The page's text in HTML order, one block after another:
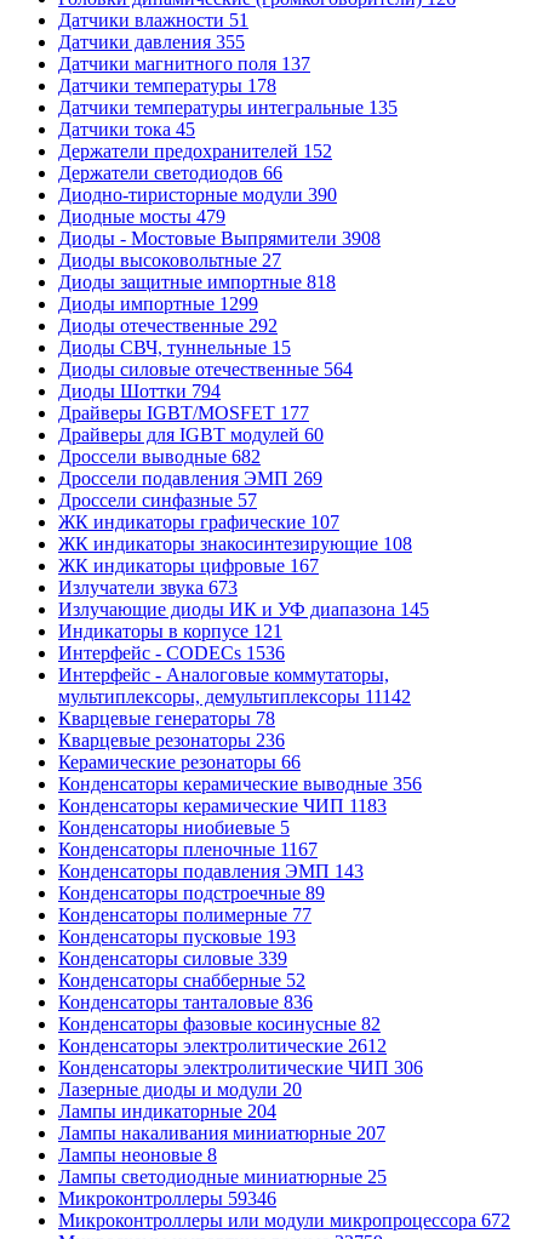
Датчики влажности 51
Датчики давления 355
Датчики магнитного поля 137
Датчики температуры 178
Датчики температуры интегральные 135
Датчики тока 45
Держатели предохранителей 152
Держатели светодиодов 66
Диодно-тиристорные модули 390
Диодные мосты 479
Диоды - Мостовые Выпрямители 3908
Диоды высоковольтные 27
Диоды защитные импортные 818
Диоды импортные 1299
Диоды отечественные 292
Диоды СВЧ, туннельные 15
Диоды силовые отечественные 564
Диоды Шоттки 794
Драйверы IGBT/MOSFET 177
Драйверы для IGBT модулей 60
Дроссели выводные 682
Дроссели подавления ЭМП 269
Дроссели синфазные 57
ЖК индикаторы графические 107
ЖК индикаторы знакосинтезирующие 108
ЖК индикаторы цифровые 167
Излучатели звука 673
Излучающие диоды ИК и УФ диапазона 145
Индикаторы в корпусе 121
Интерфейс - CODECs 1536
Интерфейс - Аналоговые коммутаторы,
мультиплексоры, демультиплексоры 11142
Кварцевые генераторы 78
Кварцевые резонаторы 236
Керамические резонаторы 66
Конденсаторы керамические выводные 356
Конденсаторы керамические ЧИП 1183
Конденсаторы ниобиевые 5
Конденсаторы пленочные 1167
Конденсаторы подавления ЭМП 143
Конденсаторы подстроечные 89
Конденсаторы полимерные 77
Конденсаторы пусковые 193
Конденсаторы силовые 339
Конденсаторы снабберные 52
Конденсаторы танталовые 836
Конденсаторы фазовые косинусные 82
Конденсаторы электролитические 2612
Конденсаторы электролитические ЧИП 306
Лазерные диоды и модули 20
Лампы индикаторные 204
Лампы накаливания миниатюрные 207
Лампы неоновые 8
Лампы светодиодные миниатюрные 25
Микроконтроллеры 59346
Микроконтроллеры или модули микропроцессора 672